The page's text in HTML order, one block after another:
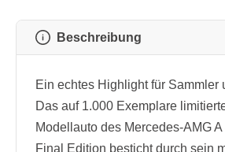
Beschreibung
Ein echtes Highlight für Sammler
Das auf 1.000 Exemplare
Modellauto des Mercedes-AMG
Final Edition besticht durch sein